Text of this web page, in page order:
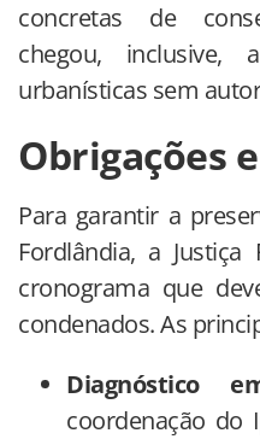
concretas de
chegou, inclusive,
urbanísticas sem
Obrigações
Para garantir a
Fordlândia, a Justiça
cronograma que
condenados. As
Diagnóstico
coordenação do